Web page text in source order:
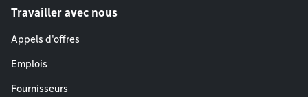
Travailler avec nous
Appels d'offres
Emplois
Fournisseurs